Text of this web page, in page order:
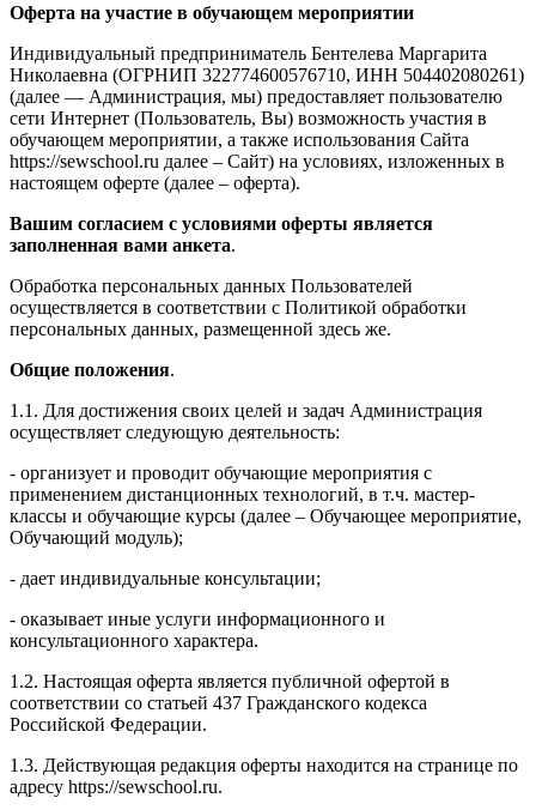
Оферта на участие в обучающем мероприятии
Индивидуальный предприниматель Бентелева Маргарита
Николаевна (ОГРНИП 322774600576710, ИНН 504402080261)
(далее — Администрация, мы) предоставляет пользователю
сети Интернет (Пользователь, Вы) возможность участия в
обучающем мероприятии, а также использования Сайта
https://sewschool.ru далее – Сайт) на условиях, изложенных в
настоящем оферте (далее – оферта).
Вашим согласием с условиями оферты является
заполненная вами анкета.
Обработка персональных данных Пользователей
осуществляется в соответствии с Политикой обработки
персональных данных, размещенной здесь же.
Общие положения.
1.1. Для достижения своих целей и задач Администрация
осуществляет следующую деятельность:
- организует и проводит обучающие мероприятия с
применением дистанционных технологий, в т.ч. мастер-
классы и обучающие курсы (далее – Обучающее мероприятие,
Обучающий модуль);
- дает индивидуальные консультации;
- оказывает иные услуги информационного и
консультационного характера.
1.2. Настоящая оферта является публичной офертой в
соответствии со статьей 437 Гражданского кодекса
Российской Федерации.
1.3. Действующая редакция оферты находится на странице по
адресу https://sewschool.ru.